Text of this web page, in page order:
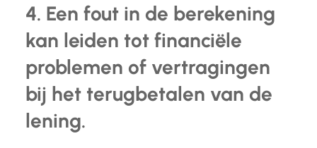
4. Een fout in de berekening
kan leiden tot financiële
problemen of vertragingen
bij het terugbetalen van de
lening.